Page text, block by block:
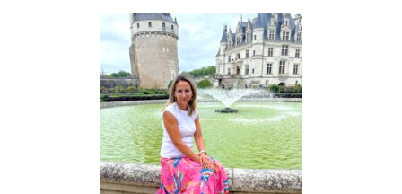
principală